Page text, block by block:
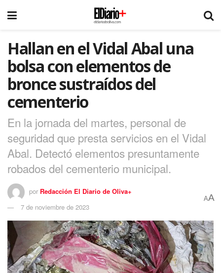
Hallan en el Vidal Abal una
bolsa con elementos de
bronce sustraídos del
cementerio
En la jornada del martes, personal de
seguridad que presta servicios en el Vidal
Abal. Detectó elementos presuntamente
robados del cementerio municipal.
por Redacción El Diario de Oliva+
7 de noviembre de 2023
AA